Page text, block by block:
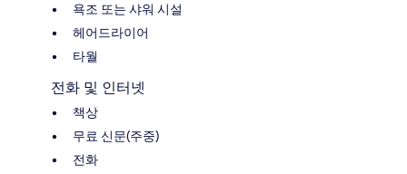
욕조 또는 샤워 시설
헤어드라이어
타월
전화 및 인터넷
책상
무료 신문(주중)
전화